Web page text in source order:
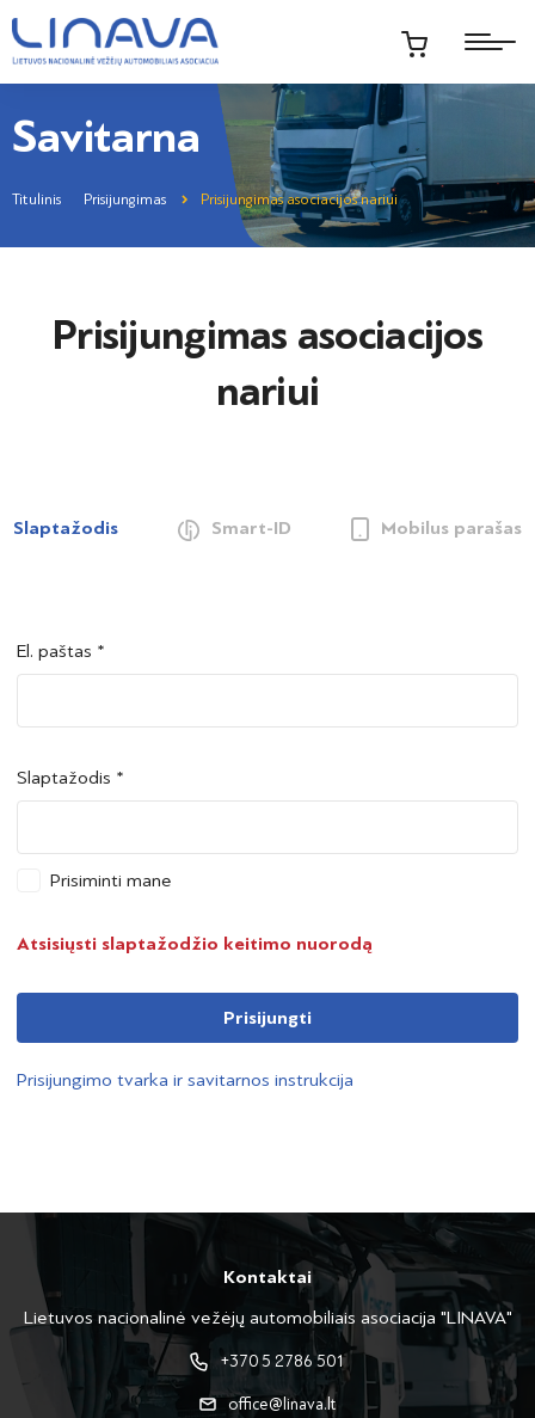
Savitarna
Titulinis Prisijungimas Prisijungimas asociacijos nariui
Prisijungimas asociacijos
nariui
Slaptažodis Smart-ID Mobilus parašas
Šalis *
Asmens kodas *
Šalis *
Asmens kodas *
El. paštas *
Slaptažodis *
Prisiminti mane
Atsisiųsti slaptažodžio keitimo nuorodą
Prisijungti
Prisijungimo tvarka ir savitarnos instrukcija
Kontaktai
Lietuvos nacionalinė vežėjų automobiliais asociacija "LINAVA"
+370 5 2786 501
office@linava.lt